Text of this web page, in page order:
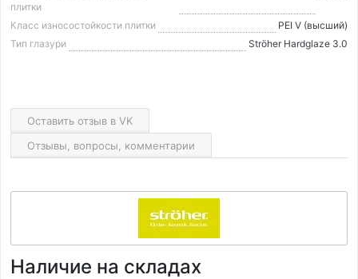
плитки
Класс износостойкости плитки
PEI V (высший)
Тип глазури
Ströher Hardglaze 3.0
Оставить отзыв в VK
Отзывы, вопросы, комментарии
Наличие на складах